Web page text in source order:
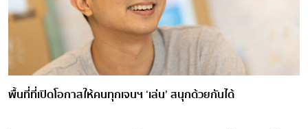
พื้นที่ที่เปิดโอกาสให้คนทุกเจนฯ ‘เล่น’สนุกด้วยกันได้